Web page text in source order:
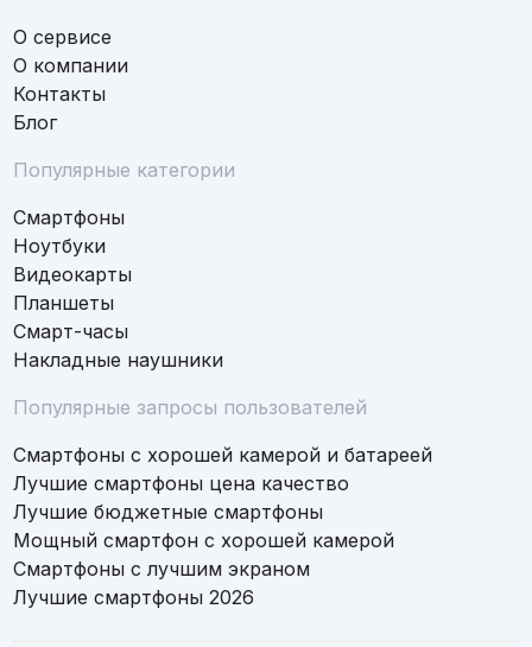
О сервисе
О компании
Контакты
Блог
Популярные категории
Смартфоны
Ноутбуки
Видеокарты
Планшеты
Смарт-часы
Накладные наушники
Популярные запросы пользователей
Смартфоны с хорошей камерой и батареей
Лучшие смартфоны цена качество
Лучшие бюджетные смартфоны
Мощный смартфон с хорошей камерой
Смартфоны с лучшим экраном
Лучшие смартфоны 2026